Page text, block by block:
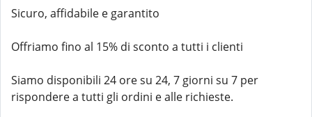
Sicuro, affidabile e garantito
Offriamo fino al 15% di sconto a tutti i clienti
Siamo disponibili 24 ore su 24, 7 giorni su 7 per
rispondere a tutti gli ordini e alle richieste.